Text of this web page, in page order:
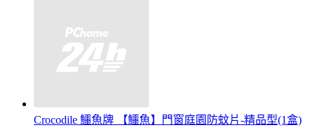
Crocodile 鱷魚牌 【鱷魚】門窗庭園防蚊片-精品型(1盒)